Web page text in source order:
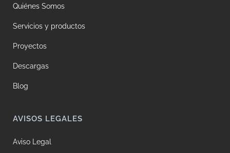
Quiénes Somos
Servicios y productos
Proyectos
Descargas
Blog
AVISOS LEGALES
Aviso Legal